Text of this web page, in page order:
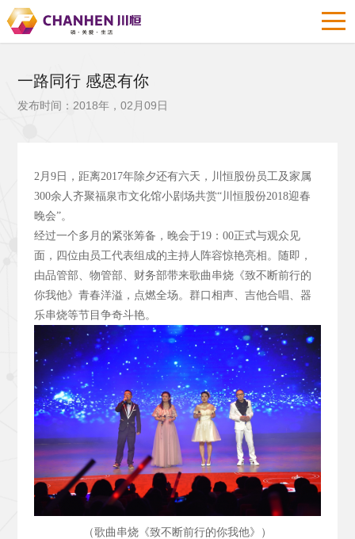
一路同行 感恩有你
发布时间：2018年，02月09日
2月9日，距离2017年除夕还有六天，川恒股份员工及家属
300余人齐聚福泉市文化馆小剧场共赏“川恒股份2018迎春
晚会”。
经过一个多月的紧张筹备，晚会于19：00正式与观众见
面，四位由员工代表组成的主持人阵容惊艳亮相。随即，
由品管部、物管部、财务部带来歌曲串烧《致不断前行的
你我他》青春洋溢，点燃全场。群口相声、吉他合唱、器
乐串烧等节目争奇斗艳。
（歌曲串烧《致不断前行的你我他》）